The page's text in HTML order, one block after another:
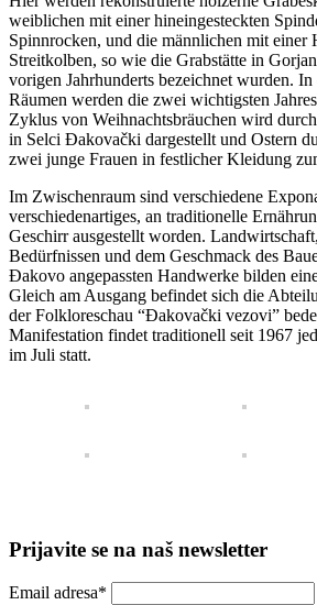
weiblichen mit einer hineingesteckten
Spinnrocken, und die männlichen mit einer
Streitkolben, so wie die Grabstätte in
vorigen Jahrhunderts bezeichnet wurden. In
Räumen werden die zwei wichtigsten
Zyklus von Weihnachtsbräuchen wird
in Selci Đakovački dargestellt und Ostern
zwei junge Frauen in festlicher Kleidung
Im Zwischenraum sind verschiedene
verschiedenartiges, an traditionelle
Geschirr ausgestellt worden.
Bedürfnissen und dem Geschmack des
Đakovo angepassten Handwerke bilden
Gleich am Ausgang befindet sich die
der Folkloreschau “Đakovački vezovi”
Manifestation findet traditionell seit 1967
im Juli statt.
Prijavite se na naš newsletter
Email adresa*